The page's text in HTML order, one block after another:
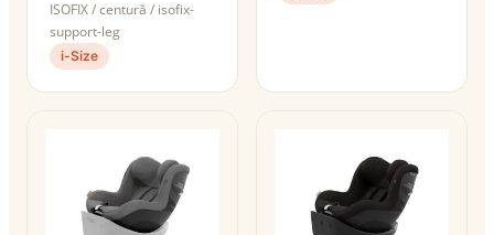
ISOFIX / centură / isofix-
support-leg
i-Size